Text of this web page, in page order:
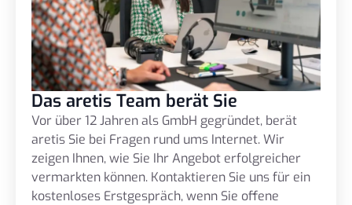
Das aretis Team berät Sie
Vor über 12 Jahren als GmbH gegründet, berät
aretis Sie bei Fragen rund ums Internet. Wir
zeigen Ihnen, wie Sie Ihr Angebot erfolgreicher
vermarkten können. Kontaktieren Sie uns für ein
kostenloses Erstgespräch, wenn Sie offene